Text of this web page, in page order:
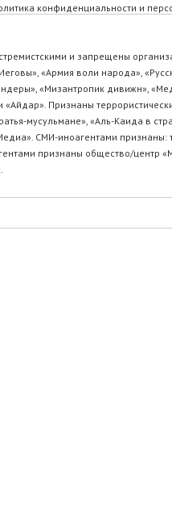
конфиденциальности и
и запрещены
«Армия воли народа»,
«Мизантропик дивижн»,
«Айдар». Признаны
мусульмане», «Аль-Каида в
СМИ-иноагентами
признаны общество/центр